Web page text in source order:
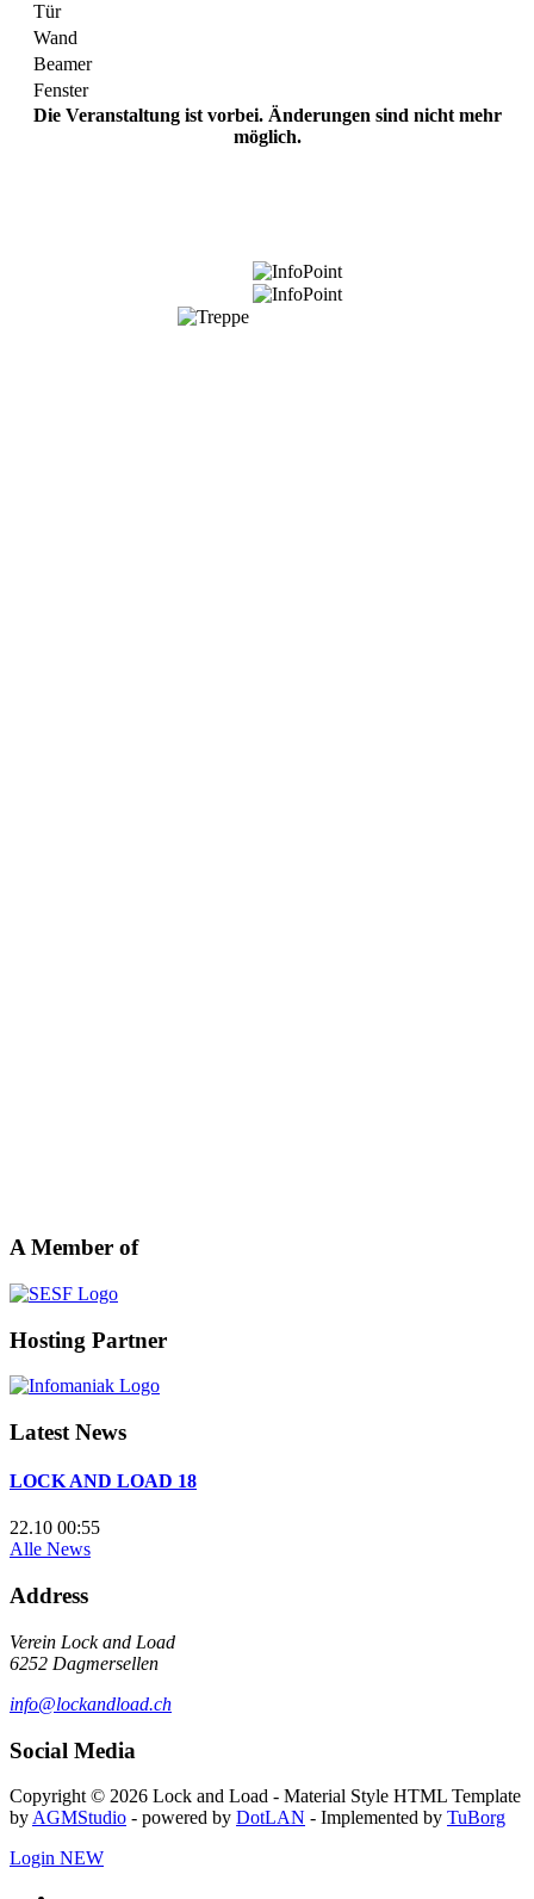
Tür
Wand
Beamer
Fenster
Die Veranstaltung ist vorbei. Änderungen sind nicht mehr
möglich.
A Member of
Hosting Partner
Latest News
LOCK AND LOAD 18
22.10 00:55
Alle News
Address
Verein Lock and Load
6252 Dagmersellen
info@lockandload.ch
Social Media
Copyright © 2026 Lock and Load - Material Style HTML Template
by AGMStudio - powered by DotLAN - Implemented by TuBorg
Login NEW